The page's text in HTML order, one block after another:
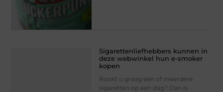
Sigarettenliefhebbers kunnen in
deze webwinkel hun e-smoker
kopen
Rookt u graag één of meerdere
sigaretten op een dag? Dan is